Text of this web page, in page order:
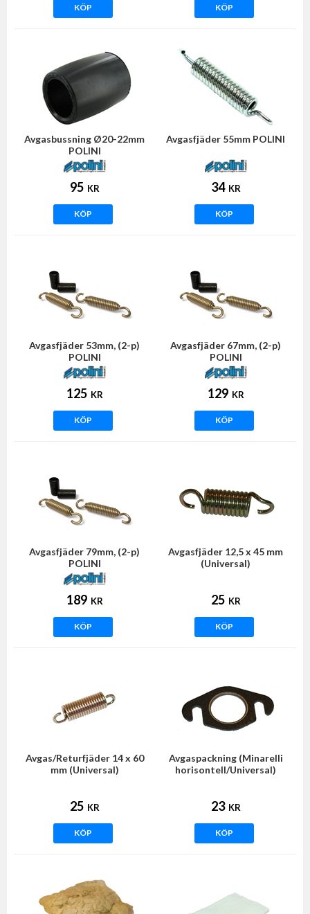
KÖP KÖP
Avgasbussning Ø20-22mm
POLINI
95 KR
KÖP
Avgasfjäder 55mm POLINI
34 KR
KÖP
Avgasfjäder 53mm, (2-p)
POLINI
125 KR
KÖP
Avgasfjäder 67mm, (2-p)
POLINI
129 KR
KÖP
Avgasfjäder 79mm, (2-p)
POLINI
189 KR
KÖP
Avgasfjäder 12,5 x 45 mm
(Universal)
25 KR
KÖP
Avgas/Returfjäder 14 x 60
mm (Universal)
25 KR
KÖP
Avgaspackning (Minarelli
horisontell/Universal)
23 KR
KÖP